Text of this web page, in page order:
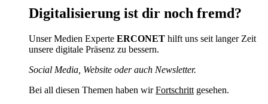
Digitalisierung ist dir noch fremd?
Unser Medien Experte ERCONET hilft uns seit langer Zeit
unsere digitale Präsenz zu bessern.
Social Media, Website oder auch Newsletter.
Bei all diesen Themen haben wirFortschritt gesehen.